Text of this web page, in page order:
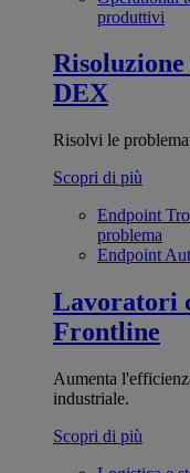
produttivi
DEX
Risolvi le
Scopri di più
Endpoint
problema
Endpoint
Lavoratori
Frontline
Aumenta
industriale.
Scopri di più